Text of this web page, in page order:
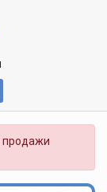
продажи